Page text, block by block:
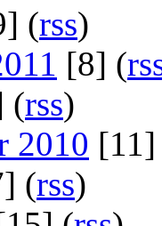
(rss)
[8] (
(rss)
2010
(rss)